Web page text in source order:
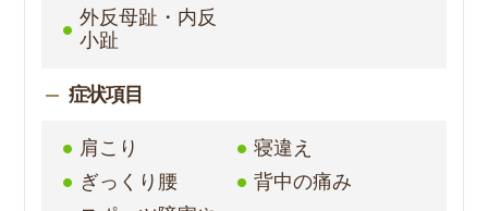
外反母趾・内反
小趾
症状項目
肩こり
寝違え
ぎっくり腰
背中の痛み